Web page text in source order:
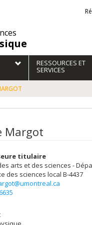
RESSOURCES ET
SERVICES
Margot
titulaire
arts et des sciences -
des sciences local B-4437